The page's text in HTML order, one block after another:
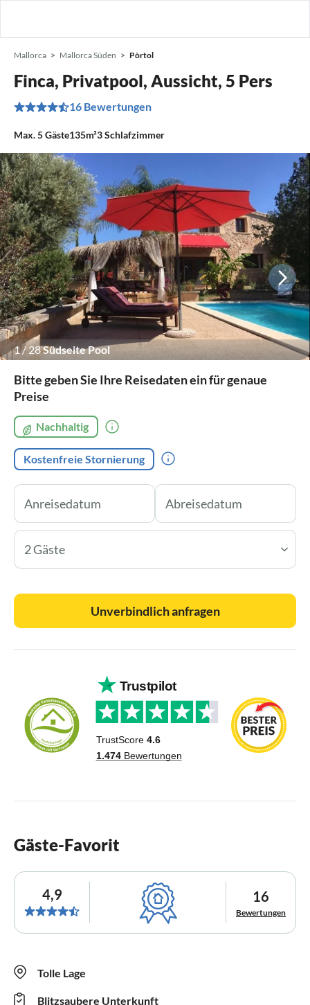
Mallorca Mallorca Süden Pòrtol
Finca, Privatpool, Aussicht, 5 Pers
16 Bewertungen
Max.5Gäste135m²3Schlafzimmer
1/28Südseite Pool
Bitte geben Sie Ihre Reisedaten ein für genaue
Preise
Nachhaltig
Kostenfreie Stornierung
2 Gäste
Unverbindlich anfragen
Gäste-Favorit
4,9 16
Bewertungen
Tolle Lage
Blitzsaubere Unterkunft